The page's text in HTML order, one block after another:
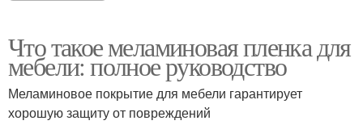
Что такое меламиновая пленка для
мебели: полное руководство
Меламиновое покрытие для мебели гарантирует
хорошую защиту от повреждений